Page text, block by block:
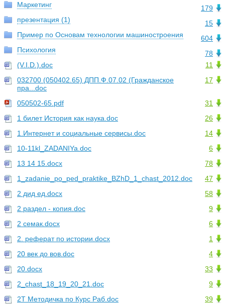
179
Маркетинг
15
презентация (1)
604
Пример по Основам технологии машиностроения
78
Психология
11
(V.I.D.).doc
17
032700 (050402.65) ДПП.Ф.07.02 (Гражданское
пра...doc
31
050502-65.pdf
26
1 билет История как наука.doc
14
1.Интернет и социальные сервисы.doc
6
10-11kl_ZADANIYa.doc
78
13 14 15.docx
47
1_zadanie_po_ped_praktike_BZhD_1_chast_2012.doc
58
2 дид ед.docx
9
2 раздел - копия.doc
6
2 семак.docx
1
2. реферат по истории.docx
4
20 век до вов.doc
33
20.docx
9
2_chast_18_19_20_21.doc
39
2Т Методичка по Курс Раб.doc